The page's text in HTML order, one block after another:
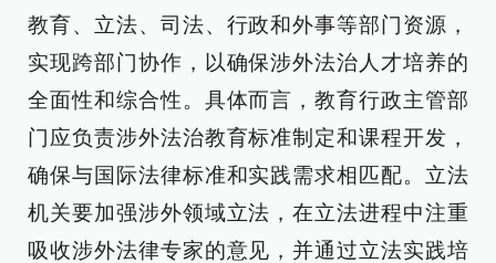
教育、立法、司法、行政和外事等部门资源，
实现跨部门协作，以确保涉外法治人才培养的
全面性和综合性。具体而言，教育行政主管部
门应负责涉外法治教育标准制定和课程开发，
确保与国际法律标准和实践需求相匹配。立法
机关要加强涉外领域立法，在立法进程中注重
吸收涉外法律专家的意见，并通过立法实践培